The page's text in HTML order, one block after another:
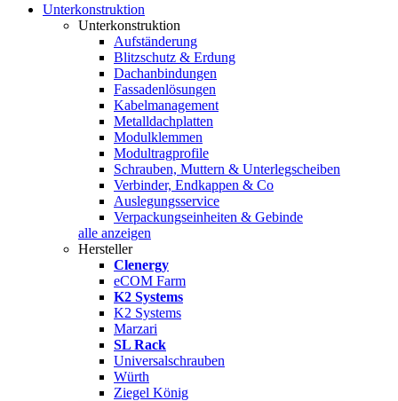
Unterkonstruktion
Unterkonstruktion
Aufständerung
Blitzschutz & Erdung
Dachanbindungen
Fassadenlösungen
Kabelmanagement
Metalldachplatten
Modulklemmen
Modultragprofile
Schrauben, Muttern & Unterlegscheiben
Verbinder, Endkappen & Co
Auslegungsservice
Verpackungseinheiten & Gebinde
alle anzeigen
Hersteller
Clenergy
eCOM Farm
K2 Systems
K2 Systems
Marzari
SL Rack
Universalschrauben
Würth
Ziegel König